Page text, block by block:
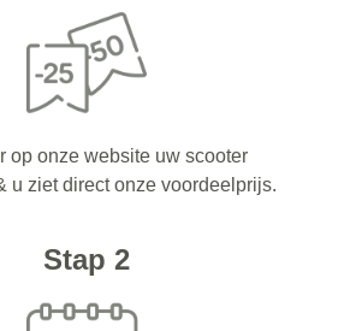
op onze website uw scooter
u ziet direct onze voordeelprijs.
Stap 2